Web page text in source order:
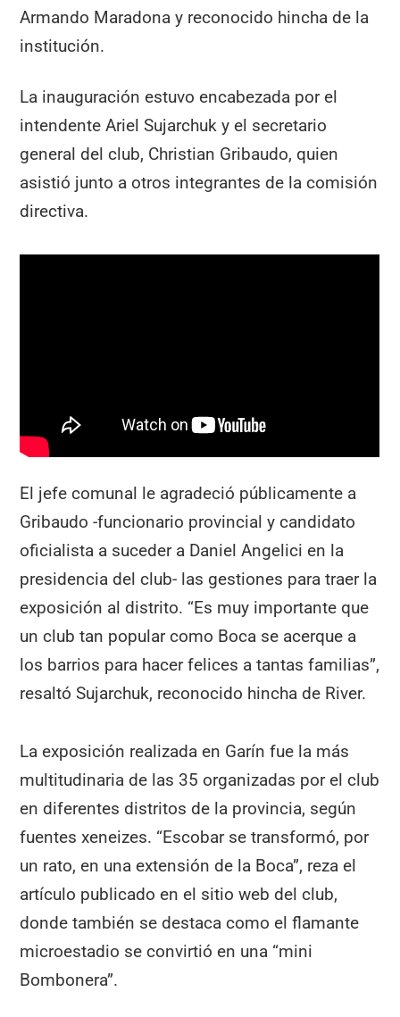
Armando Maradona y reconocido hincha de la
institución.
La inauguración estuvo encabezada por el
intendente Ariel Sujarchuk y el secretario
general del club, Christian Gribaudo, quien
asistió junto a otros integrantes de la comisión
directiva.
El jefe comunal le agradeció públicamente a
Gribaudo -funcionario provincial y candidato
oficialista a suceder a Daniel Angelici en la
presidencia del club- las gestiones para traer la
exposición al distrito. “Es muy importante que
un club tan popular como Boca se acerque a
los barrios para hacer felices a tantas familias”,
resaltó Sujarchuk, reconocido hincha de River.
La exposición realizada en Garín fue la más
multitudinaria de las 35 organizadas por el club
en diferentes distritos de la provincia, según
fuentes xeneizes. “Escobar se transformó, por
un rato, en una extensión de la Boca”, reza el
artículo publicado en el sitio web del club,
donde también se destaca como el flamante
microestadio se convirtió en una “mini
Bombonera”.